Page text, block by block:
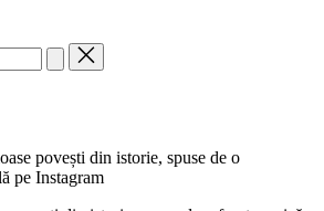
povești din istorie, spuse de o
pe Instagram